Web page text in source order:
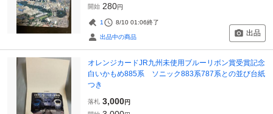
開始 280円
1 8/10 01:06終了
出品中の商品 出品
オレンジカードJR九州未使用ブルーリボン賞受賞記念
白いかもめ885系 ソニック883系787系との並び台紙
つき
落札 3,000円